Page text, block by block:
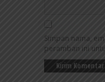
Simpan nama,
peramban ini